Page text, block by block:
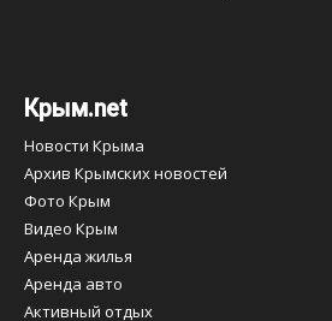
Крым.net
Новости Крыма
Архив Крымских новостей
Фото Крым
Видео Крым
Аренда жилья
Аренда авто
Активный отдых